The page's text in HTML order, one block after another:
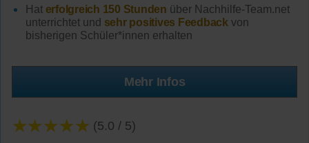
Hat erfolgreich 150 Stunden über Nachhilfe-Team.net
unterrichtet und sehr positives Feedback von
bisherigen Schüler*innen erhalten
Mehr Infos
★★★★★ (5.0 / 5)